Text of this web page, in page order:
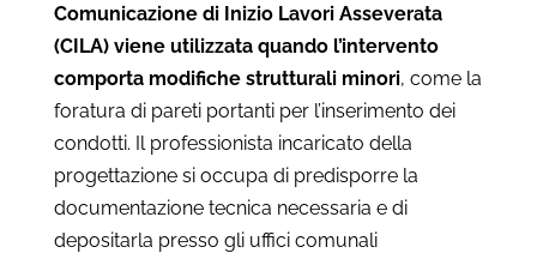
Comunicazione di Inizio Lavori Asseverata
(CILA) viene utilizzata quando l’intervento
comporta modifiche strutturali minori, come la
foratura di pareti portanti per l’inserimento dei
condotti. Il professionista incaricato della
progettazione si occupa di predisporre la
documentazione tecnica necessaria e di
depositarla presso gli uffici comunali